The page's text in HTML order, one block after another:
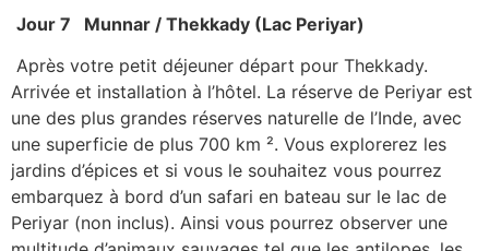
Jour 7 Munnar / Thekkady (Lac Periyar)
Après votre petit déjeuner départ pour Thekkady.
Arrivée et installation à l’hôtel. La réserve de Periyar est
une des plus grandes réserves naturelle de l’Inde, avec
une superficie de plus 700 km ². Vous explorerez les
jardins d’épices et si vous le souhaitez vous pourrez
embarquez à bord d’un safari en bateau sur le lac de
Periyar (non inclus). Ainsi vous pourrez observer une